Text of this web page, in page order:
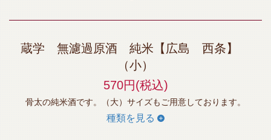
蔵学 無濾過原酒 純米【広島 西条】
（小）
570円(税込)
骨太の純米酒です。（大）サイズもご用意しております。
種類を見る
ドリンク | 居魚屋うおはん 立町店
https://uohan.owst.jp/drinks
お店情報をコピー